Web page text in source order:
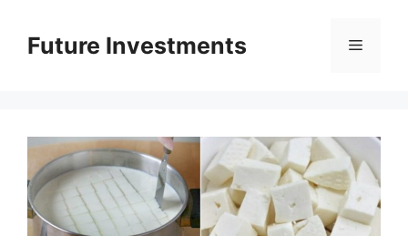
вмістуFuture Investments Меню